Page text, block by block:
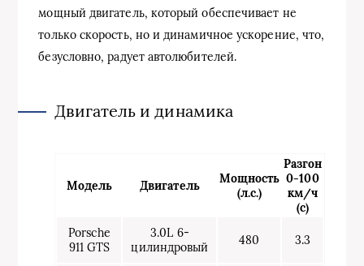
мощный двигатель, который обеспечивает не
только скорость, но и динамичное ускорение, что,
безусловно, радует автолюбителей.
Двигатель и динамика
Модель Двигатель
Мощность
(л.с.)
Разгон
0-100
км/ч
(с)
Porsche
911 GTS
3.0L 6-
цилиндровый
480 3.3